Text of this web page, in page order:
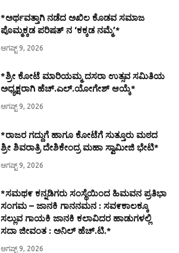
*ಅರ್ಥವತ್ತಾಗಿ ನಡೆದ ಅಖಿಲ ಕೊಡವ ಸಮಾಜ
ಪೊಮ್ಮಕ್ಕಡ ಪರಿಷತ್ ನ ‘ಕಕ್ಕಡ ನಮ್ಮೆ’*
ಆಗಷ್ಟ್ 9, 2026
*ಶ್ರೀ ಕೋಟೆ ಮಾರಿಯಮ್ಮ ದಸರಾ ಉತ್ಸವ ಸಮಿತಿಯ
ಅಧ್ಯಕ್ಷರಾಗಿ ಹೆಚ್.ಎಲ್.ಯೋಗೇಶ್ ಆಯ್ಕೆ*
ಆಗಷ್ಟ್ 9, 2026
*ರಾಜರ ಗದ್ದುಗೆ ಹಾಗೂ ಕೋಟೆಗೆ ಸುತ್ತೂರು ಮಠದ
ಶ್ರೀ ಶಿವರಾತ್ರಿ ದೇಶಿಕೇಂದ್ರ ಮಹಾ ಸ್ವಾಮೀಜಿ ಭೇಟಿ*
ಆಗಷ್ಟ್ 9, 2026
*ಸಮಥ೯ ಕನ್ನಡಿಗರು ಸಂಸ್ಥೆಯಿಂದ ಹಿಮವನ ಪ್ರತಿಭಾ
ಸಂಗಮ – ಜಾನಕಿ ಗಾನನಮನ : ಸವ೯ಕಾಲಕ್ಕೂ
ಸಲ್ಲುವ ಗಾಯಕಿ ಜಾನಕಿ ಕಲಾವಿದರ ಹಾಡುಗಳಲ್ಲಿ
ಸದಾ ಜೀವಂತ : ಅನಿಲ್ ಹೆಚ್.ಟಿ.*
ಆಗಷ್ಟ್ 9, 2026